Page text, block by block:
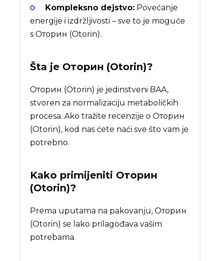
Kompleksno dejstvo: Povećanje
energije i izdržljivosti – sve to je moguće
s Оторин (Otorin).
Šta je Оторин (Otorin)?
Оторин (Otorin) je jedinstveni BAA,
stvoren za normalizaciju metaboličkih
procesa. Ako tražite recenzije o Оторин
(Otorin), kod nas ćete naći sve što vam je
potrebno.
Kako primijeniti Оторин
(Otorin)?
Prema uputama na pakovanju, Оторин
(Otorin) se lako prilagođava vašim
potrebama.